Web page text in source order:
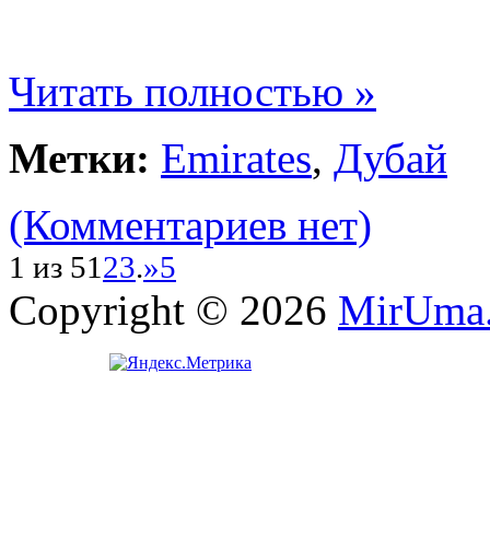
Читать полностью »
Метки: Emirates, Дубай
(Комментариев нет)
1 из 51 23.»5
Copyright © 2026